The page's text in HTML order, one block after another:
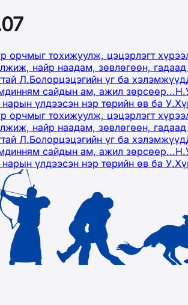
орчмыг тохижуулж, цэцэрлэгт
найр наадам, зөвлөгөөн,
Л.Болорцэцэгийн үг ба хэлэмжүүд
сайдын ам, ажил зөрсөөр...
нарын үлдээсэн нэр төрийн өв ба
орчмыг тохижуулж, цэцэрлэгт
найр наадам, зөвлөгөөн,
Л.Болорцэцэгийн үг ба хэлэмжүүд
сайдын ам, ажил зөрсөөр...
нарын үлдээсэн нэр төрийн өв ба